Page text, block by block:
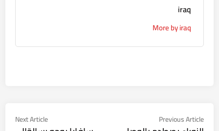
iraq
More by iraq
تصفّح
Previous Article
Next Article
Next